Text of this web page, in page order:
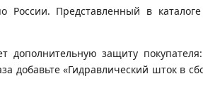
Представленный в
дополнительную защиту
добавьте «Гидравлический шток в